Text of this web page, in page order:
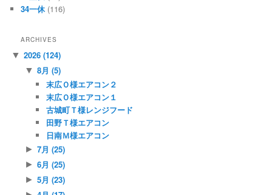
34一休(116)
ARCHIVES
▼ 2026(124)
▼ 8月 (5)
末広Ｏ様エアコン２
末広Ｏ様エアコン１
古城町Ｔ様レンジフード
田野Ｔ様エアコン
日南Ｍ様エアコン
► 7月 (25)
► 6月 (25)
► 5月 (23)